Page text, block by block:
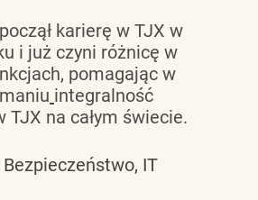
karierę w TJX w
i już czyni różnicę w
pomagając w
integralność
TJX na całym świecie.
Bezpieczeństwo, IT